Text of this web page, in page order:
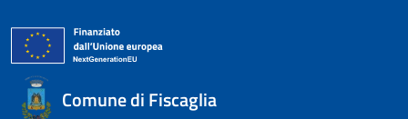
Comune di Fiscaglia